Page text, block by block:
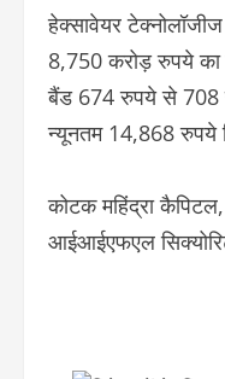
हेक्सावेयर
8,750 करोड़ रुपये का
बैंड 674 रुपये से 708
न्यूनतम 14,868 रुपये
कोटक महिंद्रा
आईआईएफएल